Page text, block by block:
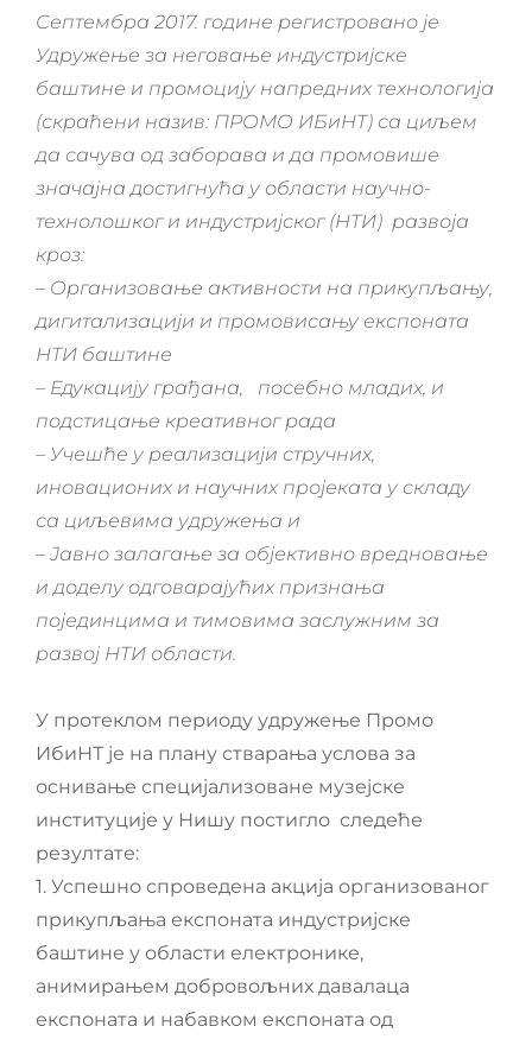
Септембра 2017. године регистровано је
Удружење за неговање индустријске
баштине и промоцију напредних технологија
(скраћени назив: ПРОМО ИБиНТ) са циљем
да сачува од заборава и да промовише
значајна достигнућа у области научно-
технолошког и индустријског (НТИ) развоја
кроз:
– Организовање активности на прикупљању,
дигитализацији и промовисању експоната
НТИ баштине
– Едукацију грађана, посебно младих, и
подстицање креативног рада
– Учешће у реализацији стручних,
иновационих и научних пројеката у складу
са циљевима удружења и
– Јавно залагање за објективно вредновање
и доделу одговарајућих признања
појединцима и тимовима заслужним за
развој НТИ области.
У протеклом периоду удружење Промо
ИбиНТ је на плану стварања услова за
оснивање специјализоване музејске
институције у Нишу постигло следеће
резултате:
1. Успешно спроведена акција организованог
прикупљања експоната индустријске
баштине у области електронике,
анимирањем добровољних давалаца
експоната и набавком експоната од